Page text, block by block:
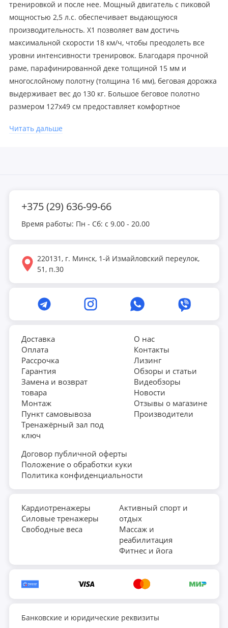
тренировкой и после нее. Мощный двигатель с пиковой
мощностью 2,5 л.с. обеспечивает выдающуюся
производительность. X1 позволяет вам достичь
максимальной скорости 18 км/ч, чтобы преодолеть все
уровни интенсивности тренировок. Благодаря прочной
раме, парафинированной деке толщиной 15 мм и
многослойному полотну (толщина 16 мм), беговая дорожка
выдерживает вес до 130 кг. Большое беговое полотно
размером 127x49 см предоставляет комфортное
электрической регулировке наклона бегового полотна от 0
MERACH X1 приносит еще больше удовольствия во время
тренировок. Вы сможете отслеживать скорость, время,
максимально интересных и продуктивных тренировок.
Кроме того, беговая дорожка X1 имеет удобную подставку
любимыми фильмами во время тренировки. MERACH X1 -
это полноценное решение для эффективных тренировок,
и комфорта в вашем личном фитнес-пространстве.
Читать дальше
+375 (29) 636-99-66
Время работы: Пн - Сб: с 9.00 - 20.00
220131, г. Минск, 1-й Измайловский переулок,
51, п.30
Доставка
Оплата
Рассрочка
Гарантия
Замена и возврат
товара
Монтаж
Пункт самовывоза
Тренажёрный зал под
ключ
О нас
Контакты
Лизинг
Обзоры и статьи
Видеобзоры
Новости
Отзывы о магазине
Производители
Договор публичной оферты
Положение о обработки куки
Политика конфиденциальности
Кардиотренажеры
Силовые тренажеры
Свободные веса
Активный спорт и
отдых
Массаж и
реабилитация
Фитнес и йога
Банковские и юридические реквизиты